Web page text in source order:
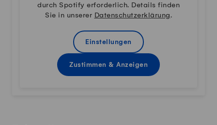
durch Spotify erforderlich. Details finden
Sie in unserer Datenschutzerklärung.
Einstellungen
Zustimmen & Anzeigen